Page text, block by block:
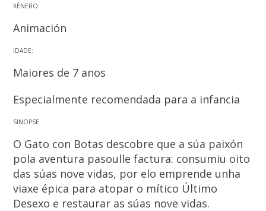
XÉNERO:
Animación
IDADE:
Maiores de 7 anos
Especialmente recomendada para a infancia
SINOPSE:
O Gato con Botas descobre que a súa paixón
pola aventura pasoulle factura: consumiu oito
das súas nove vidas, por elo emprende unha
viaxe épica para atopar o mítico Último
Desexo e restaurar as súas nove vidas.